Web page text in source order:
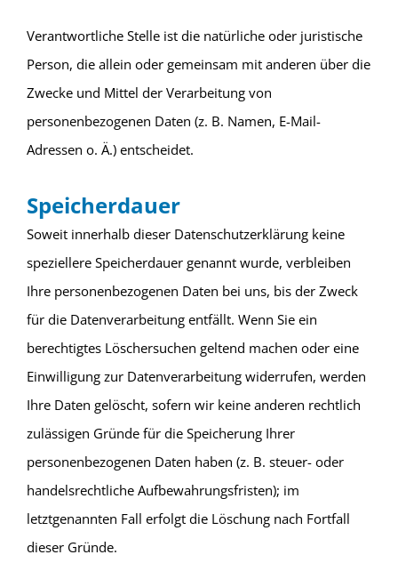
Verantwortliche Stelle ist die natürliche oder juristische
Person, die allein oder gemeinsam mit anderen über die
Zwecke und Mittel der Verarbeitung von
personenbezogenen Daten (z. B. Namen, E-Mail-
Adressen o. Ä.) entscheidet.
Speicherdauer
Soweit innerhalb dieser Datenschutzerklärung keine
speziellere Speicherdauer genannt wurde, verbleiben
Ihre personenbezogenen Daten bei uns, bis der Zweck
für die Datenverarbeitung entfällt. Wenn Sie ein
berechtigtes Löschersuchen geltend machen oder eine
Einwilligung zur Datenverarbeitung widerrufen, werden
Ihre Daten gelöscht, sofern wir keine anderen rechtlich
zulässigen Gründe für die Speicherung Ihrer
personenbezogenen Daten haben (z. B. steuer- oder
handelsrechtliche Aufbewahrungsfristen); im
letztgenannten Fall erfolgt die Löschung nach Fortfall
dieser Gründe.